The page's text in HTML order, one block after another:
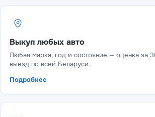
Выкуп любых авто
Любая марка, год и состояние — оценка за
выезд по всей Беларуси.
Подробнее